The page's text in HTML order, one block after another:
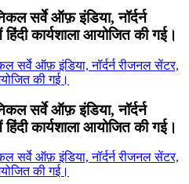
सर्वे ऑफ़ इंडिया, नॉर्दर्न
कार्यशाला आयोजित की गई।
सर्वे ऑफ़ इंडिया, नॉर्दर्न
कार्यशाला आयोजित की गई।